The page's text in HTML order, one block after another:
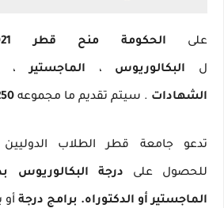
على الحكومة منح قطر 2021
ل البكالوريوس ، الماجستير،
الشهادات . سيتم تقديم ما مجموعه
تدعو جامعة قطر الطلاب الدوليين
للحصول على درجة البكالوريوس
الماجستير أو الدكتوراه. برامج درجة أو